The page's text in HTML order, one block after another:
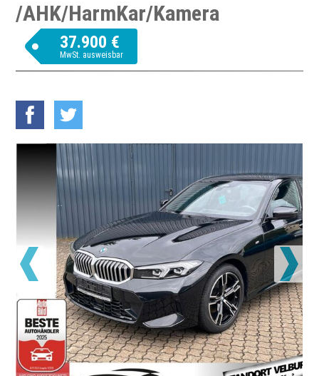
/AHK/HarmKar/Kamera
37.900 €
MwSt. ausweisbar